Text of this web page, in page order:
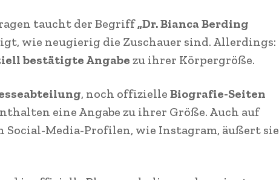
taucht der Begriff„Dr. Bianca Berding
wie neugierig die Zuschauer sind. Allerdings:
bestätigte Angabe zu ihrer Körpergröße.
, noch offizielle Biografie-Seiten
eine Angabe zu ihrer Größe. Auch auf
Media-Profilen, wie Instagram, äußert sie